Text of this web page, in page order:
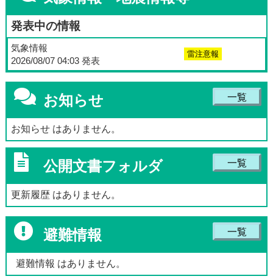
発表中の情報
気象情報
2026/08/07 04:03 発表
雷注意報
一覧
お知らせ
お知らせ はありません。
一覧
公開文書フォルダ
更新履歴 はありません。
一覧
避難情報
避難情報 はありません。